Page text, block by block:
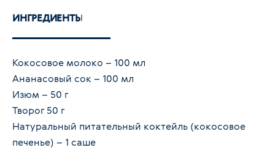
ИНГРЕДИЕНТЫ
Кокосовое молоко – 100 мл
Ананасовый сок – 100 мл
Изюм – 50 г
Творог 50 г
Натуральный питательный коктейль (кокосовое
печенье) – 1 саше